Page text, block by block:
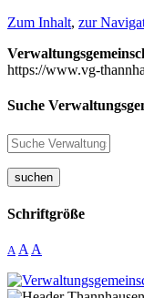
Zum Inhalt, zur
https://www.vg-
Suche
suchen
Schriftgröße
A A A